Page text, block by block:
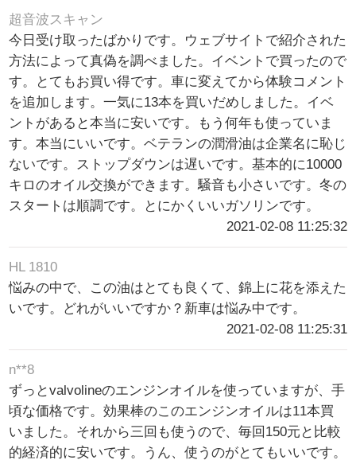
超音波スキャン
今日受け取ったばかりです。ウェブサイトで紹介された
方法によって真偽を調べました。イベントで買ったので
す。とてもお買い得です。車に変えてから体験コメント
を追加します。一気に13本を買いだめしました。イベ
ントがあると本当に安いです。もう何年も使っていま
す。本当にいいです。ベテランの潤滑油は企業名に恥じ
ないです。ストップダウンは遅いです。基本的に10000
キロのオイル交換ができます。騒音も小さいです。冬の
スタートは順調です。とにかくいいガソリンです。
2021-02-08 11:25:32
HL 1810
悩みの中で、この油はとても良くて、錦上に花を添えた
いです。どれがいいですか？新車は悩み中です。
2021-02-08 11:25:31
n**8
ずっとvalvolineのエンジンオイルを使っていますが、手
頃な価格です。効果棒のこのエンジンオイルは11本買
いました。それから三回も使うので、毎回150元と比較
的経済的に安いです。うん、使うのがとてもいいです。